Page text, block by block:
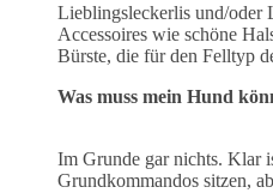
Lieblingsleckerlis und/oder
Accessoires wie schöne
Bürste, die für den Felltyp
Was muss mein Hund
Im Grunde gar nichts. Klar
Grundkommandos sitzen,